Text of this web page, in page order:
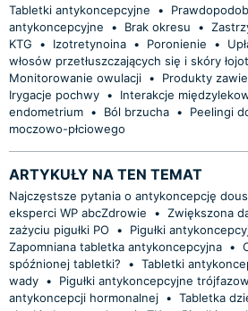
Tabletki antykoncepcyjne
•
antykoncepcyjne
• Brak okresu •
KTG
• Izotretynoina • Poronienie •
włosów przetłuszczających się i skóry
Monitorowanie owulacji • Produkty
Irygacje pochwy • Interakcje
endometrium • Ból brzucha • Peelingi
moczowo-płciowego
ARTYKUŁY NA TEN TEMAT
Najczęstsze pytania o antykoncepcję
eksperci WP abcZdrowie
• Zwiększona
zażyciu pigułki PO
• Pigułki
Zapomniana tabletka antykoncepcyjna •
spóźnionej tabletki?
• Tabletki
wady • Pigułki antykoncepcyjne
antykoncepcji hormonalnej • Tabletka